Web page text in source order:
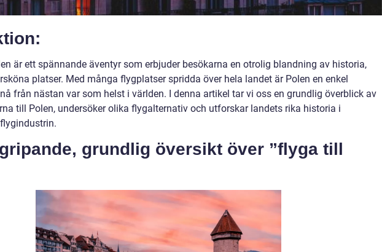
är ett spännande äventyr som erbjuder besökarna en otrolig blandning av historia,
platser. Med många flygplatser spridda över hela landet är Polen en enkel
från nästan var som helst i världen. I denna artikel tar vi oss en grundlig överblick av
till Polen, undersöker olika flygalternativ och utforskar landets rika historia i
grundlig översikt över ”flyga till